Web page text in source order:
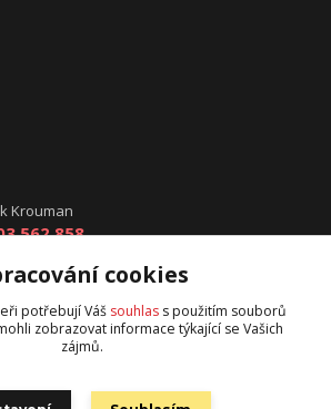
Krouman
562 858
cookies
potřebují Váš souhlas s použitím souborů
zobrazovat informace týkající se Vašich
zájmů.